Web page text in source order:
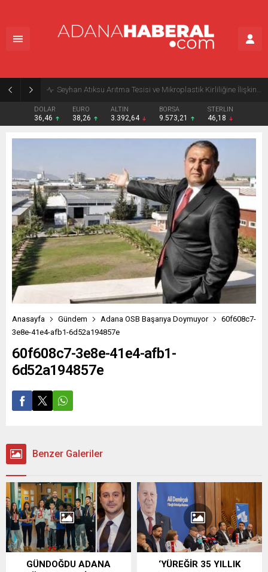
Seyhan Atıksu Arıtma Tesisi ve Mikroplastik Kirliliğine İlişkin Açıklama
DOLAR
36,46
EURO
38,26
ALTIN
3.392,64
BORSA
9.573,21
STERLIN
46,18
Anasayfa Gündem Adana OSB Başarıya Doymuyor
60f608c7-
3e8e-41e4-afb1-6d52a194857e
60f608c7-3e8e-41e4-afb1-
6d52a194857e
Benzer Galeriler
GÜNDOĞDU ADANA
‘YÜREĞİR 35 YILLIK